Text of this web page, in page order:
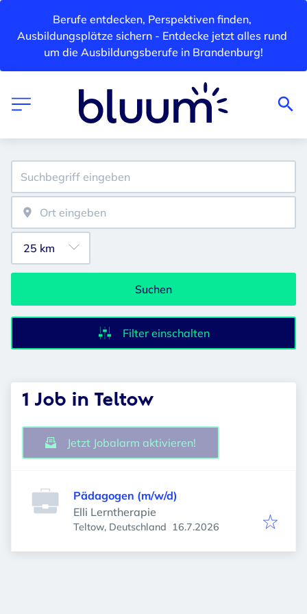
Berufe entdecken, Perspektiven finden,
Ausbildungsplätze sichern - Entdecke jetzt alles rund
um die Ausbildungsberufe in Brandenburg!
Suchen
Filter einschalten
1 Job in Teltow
Jetzt Jobalarm aktivieren!
Pädagogen (m/w/d)
Elli Lerntherapie
Teltow, Deutschland Veröffentlicht
16.7.2026